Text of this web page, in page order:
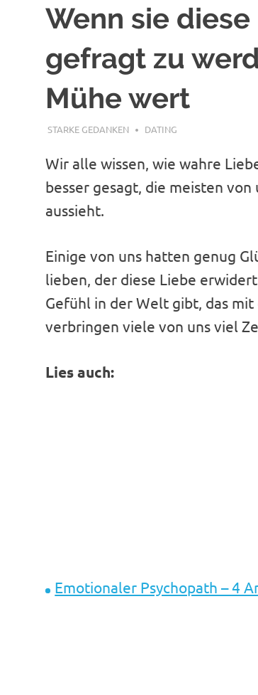
Wenn sie
gefragt zu
Mühe wert
APRIL 9, 2018
STARKE GEDANKEN DATING
Wir alle wissen, wie wahre
besser gesagt, die meisten
aussieht.
Einige von uns hatten genug
lieben, der diese Liebe
Gefühl in der Welt gibt, das
verbringen viele von uns viel
Lies auch:
Emotionaler Psychopath – 4